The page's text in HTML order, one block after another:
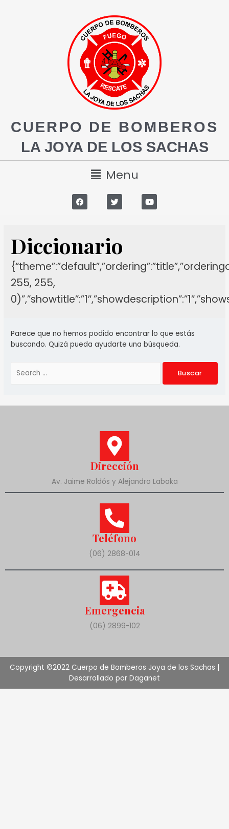
CUERPO DE BOMBEROS
LA JOYA DE LOS SACHAS
Menu
Diccionario
255, 255,
Parece que no hemos podido encontrar lo que estás
buscando. Quizá pueda ayudarte una búsqueda.
Dirección
Av. Jaime Roldós y Alejandro Labaka
Teléfono
(06) 2868-014
Emergencia
(06) 2899-102
Copyright ©2022 Cuerpo de Bomberos Joya de los Sachas |
Desarrollado por Daganet